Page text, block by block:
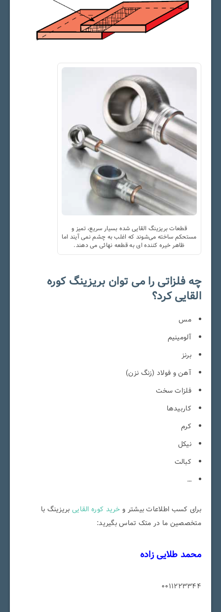
قطعات بریزینگ القایی شده بسیار سریع، تمیز و
مستحکم ساخته می‌شوند که اغلب به چشم نمی آیند اما
ظاهر خیره کننده ای به قطعه نهائی می دهند.
چه فلزاتی را می توان بریزینگ کوره
القایی کرد؟
مس
آلومینیم
برنز
آهن و فولاد (زنگ نزن)
فلزات سخت
کاربیدها
کرم
نیکل
کبالت
…
برای کسب اطلاعات بیشتر و خرید کوره القایی بریزینگ با
متخصصین ما در متک تماس بگیرید:
محمد طلایی زاده
0011223344